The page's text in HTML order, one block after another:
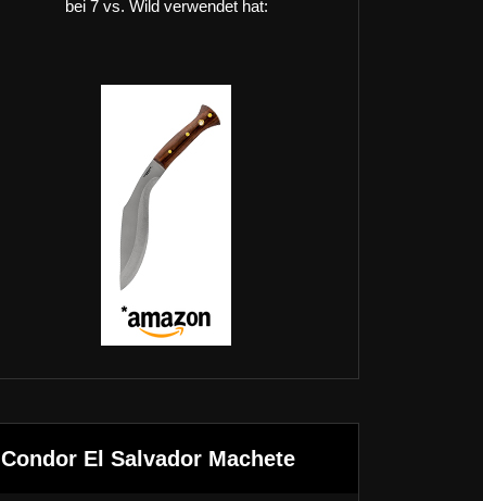
bei 7 vs. Wild verwendet hat:
Condor El Salvador Machete